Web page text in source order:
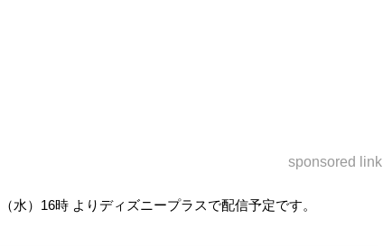
sponsored link
水）16時 よりディズニープラスで配信予定です。